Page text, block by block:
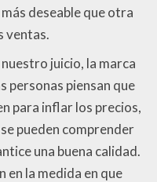
deseable que otra
ventas.
nuestro juicio, la marca
personas piensan que
para inflar los precios,
pueden comprender
una buena calidad.
en la medida en que